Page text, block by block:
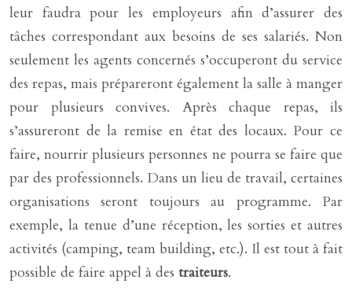
leur faudra pour les employeurs afin d’assurer des
tâches correspondant aux besoins de ses salariés. Non
seulement les agents concernés s’occuperont du service
des repas, mais prépareront également la salle à manger
pour plusieurs convives. Après chaque repas, ils
s’assureront de la remise en état des locaux. Pour ce
faire, nourrir plusieurs personnes ne pourra se faire que
par des professionnels. Dans un lieu de travail, certaines
organisations seront toujours au programme. Par
exemple, la tenue d’une réception, les sorties et autres
activités (camping, team building, etc.). Il est tout à fait
possible de faire appel à des traiteurs.